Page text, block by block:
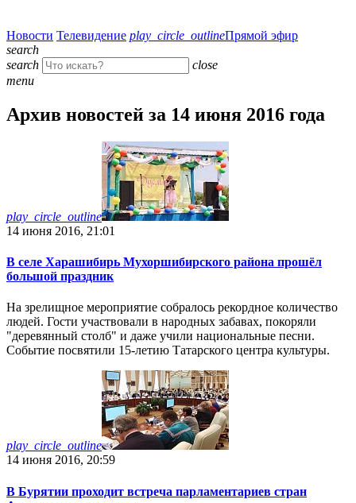
Новости Телевидение play_circle_outlineПрямой эфир
search
search
close
menu
Архив новостей за 14 июня 2016 года
play_circle_outline
14 июня 2016, 21:01
В селе Харашибирь Мухоршибирского района прошёл
большой праздник
На зрелищное мероприятие собралось рекордное количество
людей. Гости участвовали в народных забавах, покоряли
"деревянный столб" и даже учили национальные песни.
Событие посвятили 15-летию Татарского центра культуры.
play_circle_outline
14 июня 2016, 20:59
В Бурятии проходит встреча парламентариев стран